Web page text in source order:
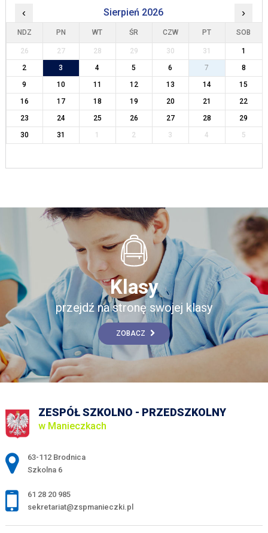
‹ Sierpień 2026 ›
NDZ PN WT ŚR CZW PT SOB
26 27 28 29 30 31
1
2
3 4 5 6 7
8
9
10 11 12 13 14
15
16
17 18 19 20 21
22
23
24 25 26 27 28
29
30
31 1 2 3 4 5
Klasy
przejdź na stronę swojej klasy
ZOBACZ
ZESPÓŁ SZKOLNO - PRZEDSZKOLNY
w Manieczkach
Adres pocztowy:
63-112 Brodnica
Szkolna 6
61 28 20 985
sekretariat@zspmanieczki.pl